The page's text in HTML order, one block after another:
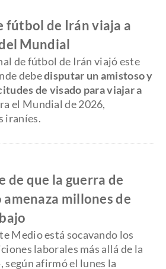
fútbol de Irán viaja a
Mundial
de fútbol de Irán viajó este
debedisputar un amistoso y
de visado para viajar a
el Mundial de 2026,
iraníes.
de que la guerra de
millones de
Medio está socavando los
laborales más allá de la
afirmó el lunes la